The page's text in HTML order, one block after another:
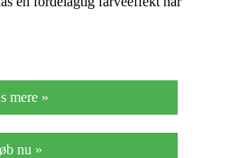
Mørk Orange
mere »
nu »